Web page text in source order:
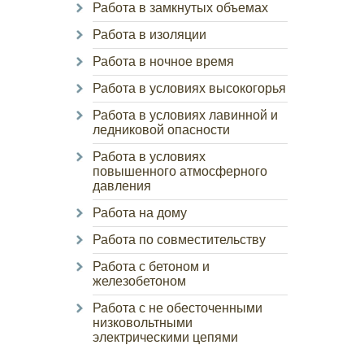
Работа в замкнутых объемах
Работа в изоляции
Работа в ночное время
Работа в условиях высокогорья
Работа в условиях лавинной и
ледниковой опасности
Работа в условиях
повышенного атмосферного
давления
Работа на дому
Работа по совместительству
Работа с бетоном и
железобетоном
Работа с не обесточенными
низковольтными
электрическими цепями